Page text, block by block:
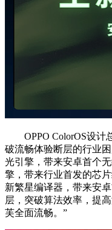
OPPO ColorOS设计
破流畅体验断层的行业
光引擎，带来安卓首个
擎，带来行业首发的芯
新繁星编译器，带来安
层，突破算法效率，提
芙全面流畅。”